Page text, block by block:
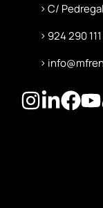
C/
924 290 111